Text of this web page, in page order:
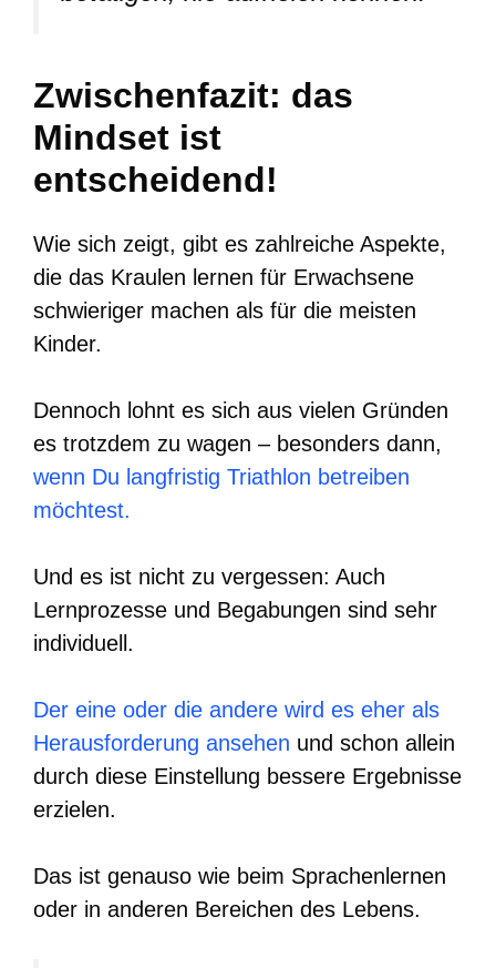
Zwischenfazit: das
Mindset ist
entscheidend!
Wie sich zeigt, gibt es zahlreiche Aspekte,
die das Kraulen lernen für Erwachsene
schwieriger machen als für die meisten
Kinder.
Dennoch lohnt es sich aus vielen Gründen
es trotzdem zu wagen – besonders dann,
wenn Du langfristig Triathlon betreiben
möchtest.
Und es ist nicht zu vergessen: Auch
Lernprozesse und Begabungen sind sehr
individuell.
Der eine oder die andere wird es eher als
Herausforderung ansehen und schon allein
durch diese Einstellung bessere Ergebnisse
erzielen.
Das ist genauso wie beim Sprachenlernen
oder in anderen Bereichen des Lebens.